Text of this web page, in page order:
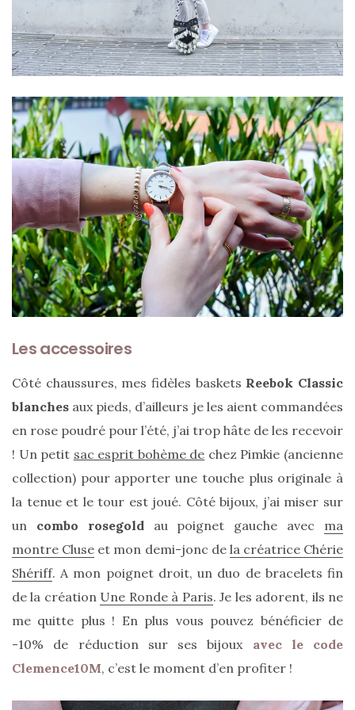
DU BLOG
Beauté
Actualités
beauté
(10)
Conseils
beauté
(54)
Favoris
et
déceptions
(478)
Tutoriels
(70)
Lifestyle
adresses/Evénements
(43)
coeur
Les accessoires
Côté chaussures, mes fidèles baskets Reebok Classic
blanches aux pieds, d’ailleurs je les aient commandées
en rose poudré pour l’été, j’ai trop hâte de les recevoir
! Un petit sac esprit bohème de chez Pimkie (ancienne
collection) pour apporter une touche plus originale à
la tenue et le tour est joué. Côté bijoux, j’ai miser sur
un combo rosegoldau poignet gauche avec ma
montre Cluse et mon demi-jonc de la créatrice Chérie
Shériff. A mon poignet droit, un duo de bracelets fin
de la création Une Ronde à Paris. Je les adorent, ils ne
me quitte plus ! En plus vous pouvez bénéficier de
-10% de réduction sur ses bijoux avec le code
Clemence10M, c’est le moment d’en profiter !